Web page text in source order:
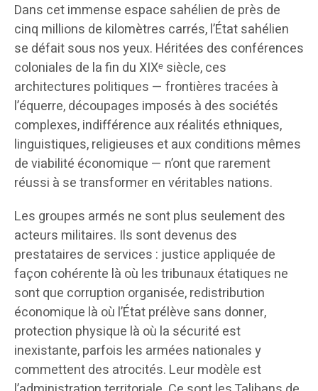
Dans cet immense espace sahélien de près de
cinq millions de kilomètres carrés, l’État sahélien
se défait sous nos yeux. Héritées des conférences
coloniales de la fin du XIXᵉ siècle, ces
architectures politiques — frontières tracées à
l’équerre, découpages imposés à des sociétés
complexes, indifférence aux réalités ethniques,
linguistiques, religieuses et aux conditions mêmes
de viabilité économique — n’ont que rarement
réussi à se transformer en véritables nations.
Les groupes armés ne sont plus seulement des
acteurs militaires. Ils sont devenus des
prestataires de services : justice appliquée de
façon cohérente là où les tribunaux étatiques ne
sont que corruption organisée, redistribution
économique là où l’État prélève sans donner,
protection physique là où la sécurité est
inexistante, parfois les armées nationales y
commettent des atrocités. Leur modèle est